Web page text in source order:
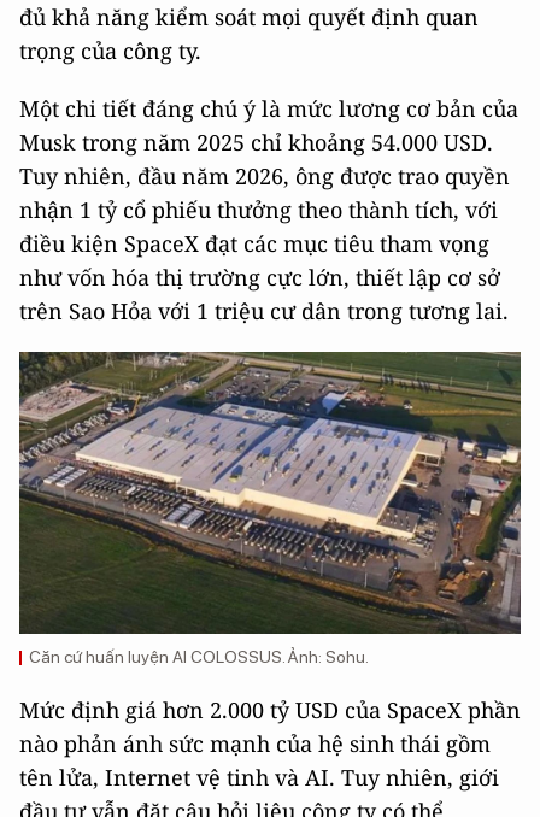
đủ khả năng kiểm soát mọi quyết định quan
trọng của công ty.
Một chi tiết đáng chú ý là mức lương cơ bản của
Musk trong năm 2025 chỉ khoảng 54.000 USD.
Tuy nhiên, đầu năm 2026, ông được trao quyền
nhận 1 tỷ cổ phiếu thưởng theo thành tích, với
điều kiện SpaceX đạt các mục tiêu tham vọng
như vốn hóa thị trường cực lớn, thiết lập cơ sở
trên Sao Hỏa với 1 triệu cư dân trong tương lai.
Căn cứ huấn luyện AI COLOSSUS. Ảnh: Sohu.
Mức định giá hơn 2.000 tỷ USD của SpaceX phần
nào phản ánh sức mạnh của hệ sinh thái gồm
tên lửa, Internet vệ tinh và AI. Tuy nhiên, giới
đầu tư vẫn đặt câu hỏi liệu công ty có thể